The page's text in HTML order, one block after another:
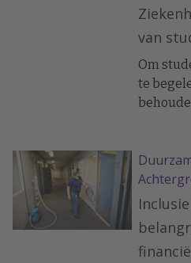
van
Om
te
adviseur
dat men
die nu
betreedt